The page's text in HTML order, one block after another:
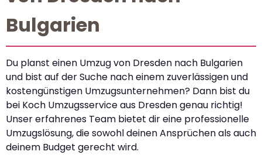
Bulgarien
Du planst einen Umzug von Dresden nach Bulgarien
und bist auf der Suche nach einem zuverlässigen und
kostengünstigen Umzugsunternehmen? Dann bist du
bei Koch Umzugsservice aus Dresden genau richtig!
Unser erfahrenes Team bietet dir eine professionelle
Umzugslösung, die sowohl deinen Ansprüchen als auch
deinem Budget gerecht wird.